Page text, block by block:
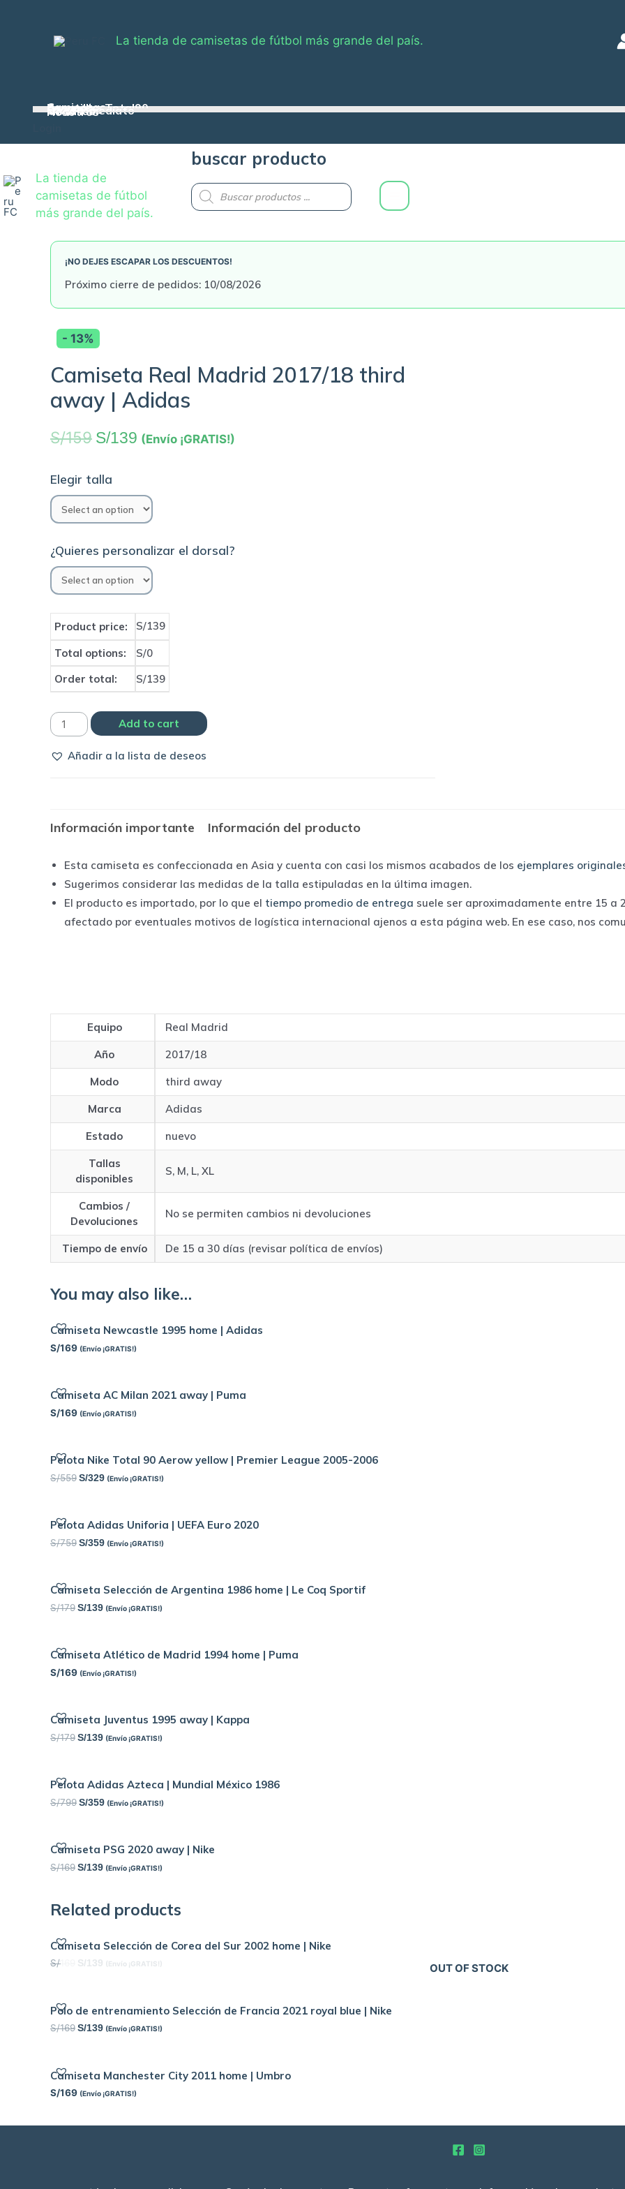
La tienda de camisetas de fútbol más grande del país.
Camisetas
Zapatillas Total90
Casacas
Pelotas
Conjuntos
Envío inmediato
Medallas
Nosotros
La tienda de
camisetas de fútbol
más grande del país.
buscar producto
Products
search
Main
¡NO DEJES ESCAPAR LOS DESCUENTOS!
Próximo cierre de pedidos: 10/08/2026
- 13%
Camiseta Real Madrid 2017/18 third
away | Adidas
S/159 S/139 (Envío ¡GRATIS!)
Elegir talla
¿Quieres personalizar el dorsal?
Product price: S/139
Total options:
S/0
Order total:
S/139
Camiseta
Madrid
|
Add to cart
Añadir a la lista de deseos
Información importante Información del producto
Esta camiseta es confeccionada en Asia y cuenta con casi los mismos acabados de los ejemplares
Sugerimos considerar las medidas de la talla estipuladas en la última imagen.
El producto es importado, por lo que el tiempo promedio de entrega suele ser aproximadamente entre 15 a
afectado por eventuales motivos de logística internacional ajenos a esta página web. En ese caso, nos
Equipo Real Madrid
Año 2017/18
Modo third away
Marca Adidas
Estado nuevo
Tallas
disponibles
S, M, L, XL
Cambios /
Devoluciones
No se permiten cambios ni devoluciones
Tiempo de envío De 15 a 30 días (revisar política de envíos)
You may also like…
Camiseta Newcastle 1995 home | Adidas
S/169 (Envío ¡GRATIS!)
Camiseta AC Milan 2021 away | Puma
S/169 (Envío ¡GRATIS!)
Pelota Nike Total 90 Aerow yellow | Premier League 2005-2006
S/559 S/329 (Envío ¡GRATIS!)
Pelota Adidas Uniforia | UEFA Euro 2020
S/759 S/359 (Envío ¡GRATIS!)
Camiseta Selección de Argentina 1986 home | Le Coq Sportif
S/179 S/139 (Envío ¡GRATIS!)
Camiseta Atlético de Madrid 1994 home | Puma
S/169 (Envío ¡GRATIS!)
Camiseta Juventus 1995 away | Kappa
S/179 S/139 (Envío ¡GRATIS!)
Pelota Adidas Azteca | Mundial México 1986
S/799 S/359 (Envío ¡GRATIS!)
Camiseta PSG 2020 away | Nike
S/169 S/139 (Envío ¡GRATIS!)
Related products
Camiseta Selección de Corea del Sur 2002 home | Nike
S/169 S/139 (Envío ¡GRATIS!) OUT OF STOCK
Polo de entrenamiento Selección de Francia 2021 royal blue | Nike
S/169 S/139 (Envío ¡GRATIS!)
Camiseta Manchester City 2011 home | Umbro
S/169 (Envío ¡GRATIS!)